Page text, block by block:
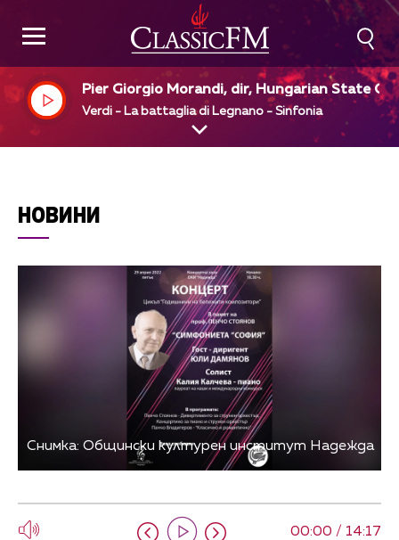
Pier Giorgio Morandi, dir, Hungarian State
a Orchestra
Verdi - La battaglia di Legnano - Sinfonia
НОВИНИ
Снимка: Общински културен институт Надежда
00:00 / 14:17